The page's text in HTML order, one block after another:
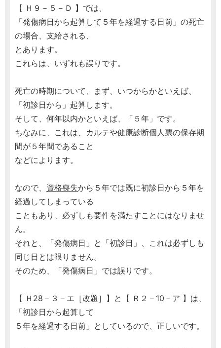
【 Ｈ９－５－Ｄ 】では、
「発傷病日から起算して５年を経過する日前」の死亡
の場合、支給される、
とあります。
これらは、いずれも誤りです。
死亡の時期について、まず、いつからかといえば、
「初診日から」起算します。
そして、何年以内かといえば、「５年」です。
ちなみに、これは、カルテや健康診断個人票の保存期
間が５年間であること
などによります。
なので、 資格喪失から５年では既に初診日から５年を
経過してしまっている
こともあり、必ずしも要件を満たすことにはなりませ
ん。
それと、「発傷病日」と「初診日」、これは必ずしも
同じ日とは限りません。
そのため、「発傷病日」では誤りです。
【 Ｈ28－３－エ［改題］】と【 Ｒ２－10－ア 】は、
「初診日から起算して
５年を経過する日前」としているので、正しいです。